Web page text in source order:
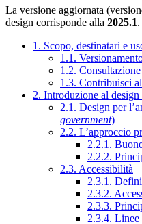
La versione aggiornata
design corrisponde alla 2025.1.
1. Scopo, destinatari e
1.1.
1.2.
1.3. Contribuisci
2. Introduzione al
2.1. Design per
government)
2.2. L’approccio
2.2.1.
2.2.2.
2.3. Accessibilità
2.3.1.
2.3.2.
2.3.3.
2.3.4. Linee